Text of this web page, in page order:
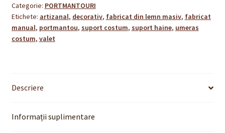
Categorie: PORTMANTOURI
Etichete: artizanal, decorativ, fabricat din lemn masiv, fabricat
manual, portmantou, suport costum, suport haine, umeras
costum, valet
Descriere
Informații suplimentare